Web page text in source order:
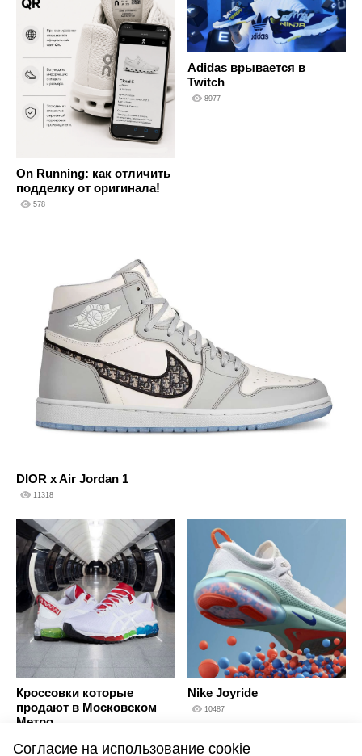
On Running: как отличить
подделку от оригинала!
578
Adidas врывается в
Twitch
8977
DIOR x Air Jordan 1
11318
Кроссовки которые
продают в Московском
Метро
Nike Joyride
10487
Согласие на использование cookie